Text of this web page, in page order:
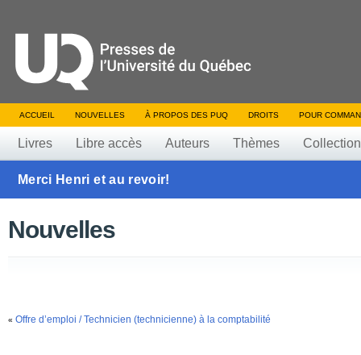
ACCUEIL NOUVELLES À PROPOS DES PUQ DROITS POUR
Livres Libre accès Auteurs Thèmes
Merci Henri et au revoir!
Nouvelles
« Offre d’emploi / Technicien (technicienne) à la comptabilité